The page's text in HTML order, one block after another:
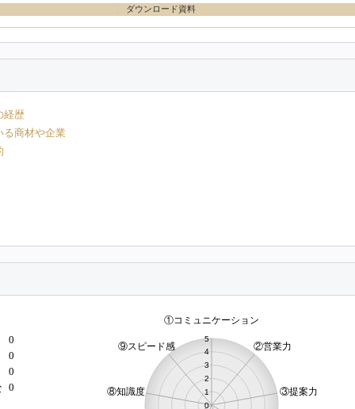
ダウンロード資料
経歴
る商材や企業
0
0
0
0